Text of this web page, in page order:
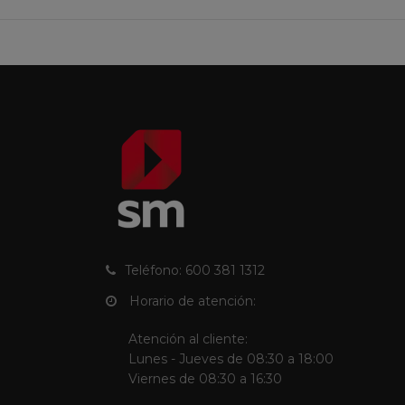
Teléfono: 600 381 1312
Horario de atención:
Atención al cliente:
Lunes - Jueves de 08:30 a 18:00
Viernes de 08:30 a 16:30